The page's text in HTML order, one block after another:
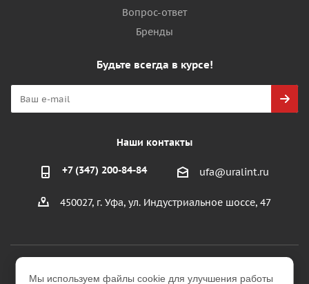
Вопрос-ответ
Бренды
Будьте всегда в курсе!
Наши контакты
+7 (347) 200-84-84 ufa@uralint.ru
450027, г. Уфа, ул. Индустриальное шоссе, 47
2026 © ООО "УралИнтерьер"
Мы используем файлы cookie для улучшения работы